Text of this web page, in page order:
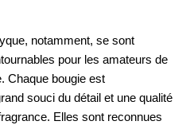
notamment, se sont
pour les amateurs de
Chaque bougie est
souci du détail et une qualité
Elles sont reconnues